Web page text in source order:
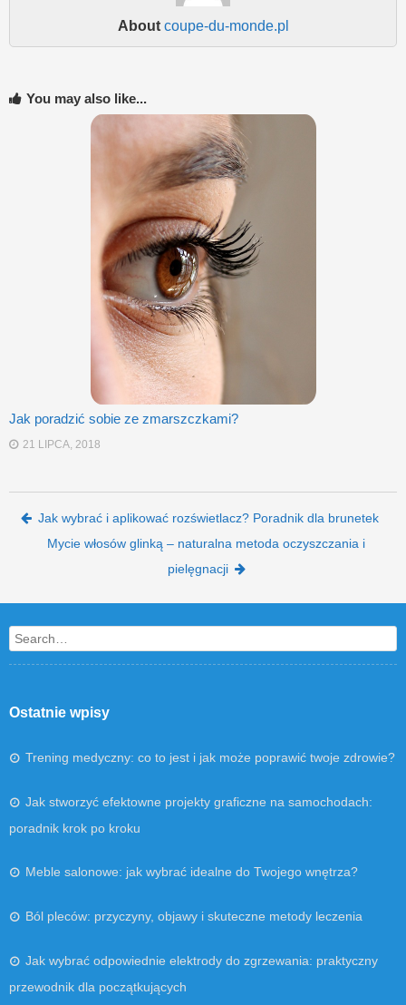
About coupe-du-monde.pl
You may also like...
Jak poradzić sobie ze zmarszczkami?
21 LIPCA, 2018
Post navigation
Jak wybrać i aplikować rozświetlacz? Poradnik dla brunetek
Mycie włosów glinką – naturalna metoda oczyszczania i
pielęgnacji
Search
Ostatnie wpisy
Trening medyczny: co to jest i jak może poprawić twoje zdrowie?
Jak stworzyć efektowne projekty graficzne na samochodach:
poradnik krok po kroku
Meble salonowe: jak wybrać idealne do Twojego wnętrza?
Ból pleców: przyczyny, objawy i skuteczne metody leczenia
Jak wybrać odpowiednie elektrody do zgrzewania: praktyczny
przewodnik dla początkujących